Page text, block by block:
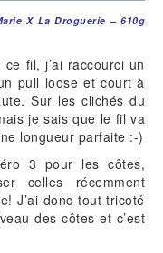
X La Droguerie – 610g
fil, j’ai raccourci un
pull loose et court à
Sur les clichés du
je sais que le fil va
longueur parfaite :-)
3 pour les côtes,
celles récemment
J’ai donc tout tricoté
des côtes et c’est